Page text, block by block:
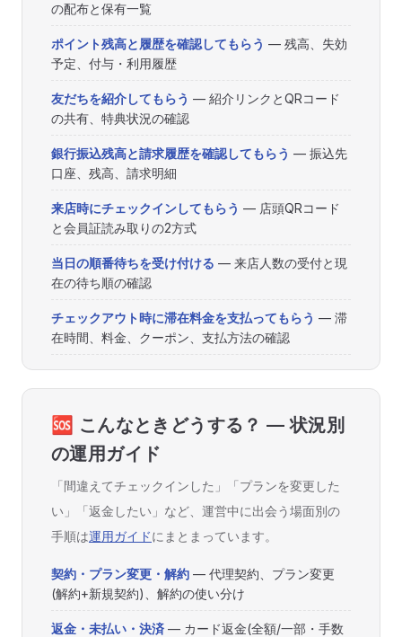
の配布と保有一覧
ポイント残高と履歴を確認してもらう — 残高、失効
予定、付与・利用履歴
友だちを紹介してもらう — 紹介リンクとQRコード
の共有、特典状況の確認
銀行振込残高と請求履歴を確認してもらう — 振込先
口座、残高、請求明細
来店時にチェックインしてもらう — 店頭QRコード
と会員証読み取りの2方式
当日の順番待ちを受け付ける — 来店人数の受付と現
在の待ち順の確認
チェックアウト時に滞在料金を支払ってもらう — 滞
在時間、料金、クーポン、支払方法の確認
🆘 こんなときどうする？ — 状況別
の運用ガイド
「間違えてチェックインした」「プランを変更した
い」「返金したい」など、運営中に出会う場面別の
手順は運用ガイドにまとまっています。
契約・プラン変更・解約 — 代理契約、プラン変更
(解約+新規契約)、解約の使い分け
返金・未払い・決済 — カード返金(全額/一部・手数